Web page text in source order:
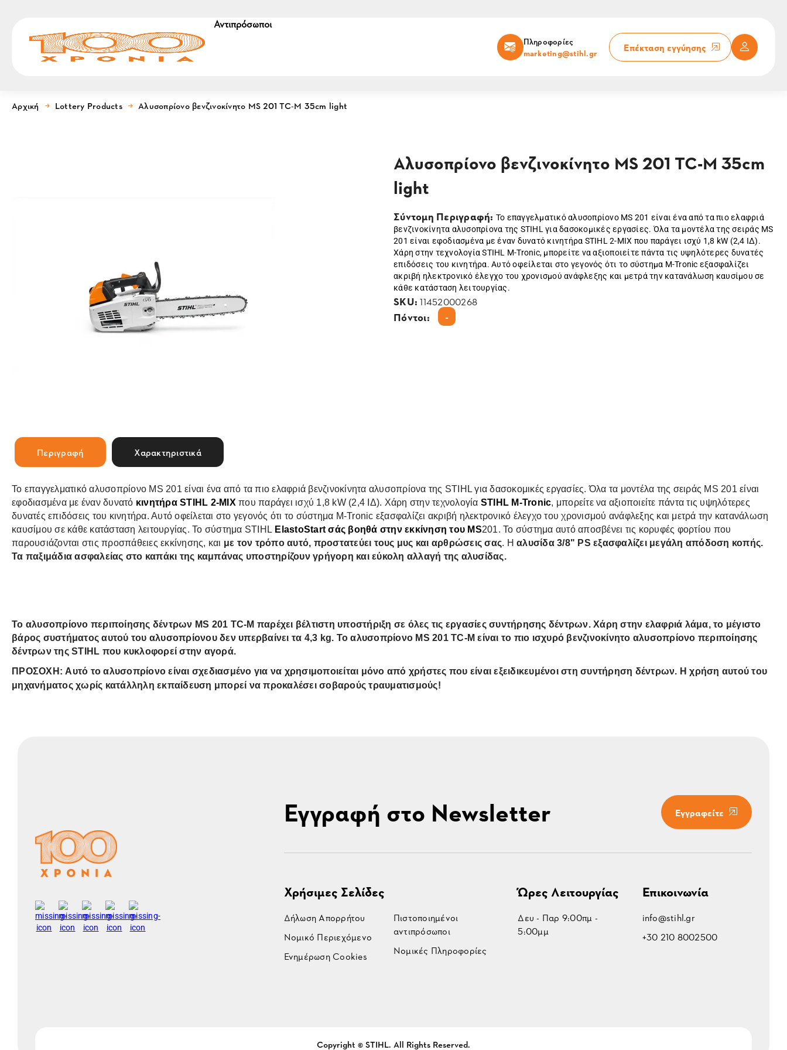
Αντιπρόσωποι
Πληροφορίες
marketing@stihl.gr
Επέκταση εγγύησης
Αρχική Lottery Products Αλυσοπρίονο βενζινοκίνητο MS 201 TC-M 35cm light
Αλυσοπρίονο βενζινοκίνητο MS 201 TC-M 35cm
light
Σύντομη Περιγραφή: Το επαγγελματικό αλυσοπρίονο MS 201 είναι ένα από τα πιο ελαφριά
βενζινοκίνητα αλυσοπρίονα της SΤIHL για δασοκομικές εργασίες. Όλα τα μοντέλα της σειράς MS
201 είναι εφοδιασμένα με έναν δυνατό κινητήρα STIHL 2-MIX που παράγει ισχύ 1,8 kW (2,4 ΙΔ).
Χάρη στην τεχνολογία STIHL M-Tronic, μπορείτε να αξιοποιείτε πάντα τις υψηλότερες δυνατές
επιδόσεις του κινητήρα. Αυτό οφείλεται στο γεγονός ότι το σύστημα M-Tronic εξασφαλίζει
ακριβή ηλεκτρονικό έλεγχο του χρονισμού ανάφλεξης και μετρά την κατανάλωση καυσίμου σε
κάθε κατάσταση λειτουργίας.
SKU:11452000268
Πόντοι: -
Περιγραφή Χαρακτηριστικά
Το επαγγελματικό αλυσοπρίονο MS 201 είναι ένα από τα πιο ελαφριά βενζινοκίνητα αλυσοπρίονα της SΤIHL για δασοκομικές εργασίες. Όλα τα μοντέλα της σειράς MS 201 είναι
εφοδιασμένα με έναν δυνατό κινητήρα STIHL 2-MIX που παράγει ισχύ 1,8 kW (2,4 ΙΔ). Χάρη στην τεχνολογία STIHL M-Tronic, μπορείτε να αξιοποιείτε πάντα τις υψηλότερες
δυνατές επιδόσεις του κινητήρα. Αυτό οφείλεται στο γεγονός ότι το σύστημα M-Tronic εξασφαλίζει ακριβή ηλεκτρονικό έλεγχο του χρονισμού ανάφλεξης και μετρά την κατανάλωση
καυσίμου σε κάθε κατάσταση λειτουργίας. Το σύστημα STIHL ElastoStart σάς βοηθά στην εκκίνηση του MS201. Το σύστημα αυτό αποσβένει τις κορυφές φορτίου που
παρουσιάζονται στις προσπάθειες εκκίνησης, και με τον τρόπο αυτό, προστατεύει τους μυς και αρθρώσεις σας. Η αλυσίδα 3/8" PS εξασφαλίζει μεγάλη απόδοση κοπής.
Τα παξιμάδια ασφαλείας στο καπάκι της καμπάνας υποστηρίζουν γρήγορη και εύκολη αλλαγή της αλυσίδας.
Το αλυσοπρίονο περιποίησης δέντρων MS 201 TC-M παρέχει βέλτιστη υποστήριξη σε όλες τις εργασίες συντήρησης δέντρων. Χάρη στην ελαφριά λάμα, το μέγιστο
βάρος συστήματος αυτού του αλυσοπρίονου δεν υπερβαίνει τα 4,3 kg. Το αλυσοπρίονο MS 201 TC-M είναι το πιο ισχυρό βενζινοκίνητο αλυσοπρίονο περιποίησης
δέντρων της STIHL που κυκλοφορεί στην αγορά.
ΠΡΟΣΟΧΗ: Αυτό το αλυσοπρίονο είναι σχεδιασμένο για να χρησιμοποιείται μόνο από χρήστες που είναι εξειδικευμένοι στη συντήρηση δέντρων. Η χρήση αυτού του
μηχανήματος χωρίς κατάλληλη εκπαίδευση μπορεί να προκαλέσει σοβαρούς τραυματισμούς!
Εγγραφή στο Newsletter Εγγραφείτε
Χρήσιμες Σελίδες
Δήλωση Απορρήτου
Νομικό Περιεχόμενο
Ενημέρωση Cookies
Πιστοποιημένοι
αντιπρόσωποι
Νομικές Πληροφορίες
Ώρες Λειτουργίας
Δευ - Παρ 9:00πμ -
5:00μμ
Επικοινωνία
info@stihl.gr
+30 210 8002500
Copyright © STIHL. All Rights Reserved.